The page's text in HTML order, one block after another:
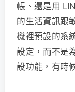
帳、還是用
的生活資訊跟
機裡預設的系
設定，而不是
設功能，有時